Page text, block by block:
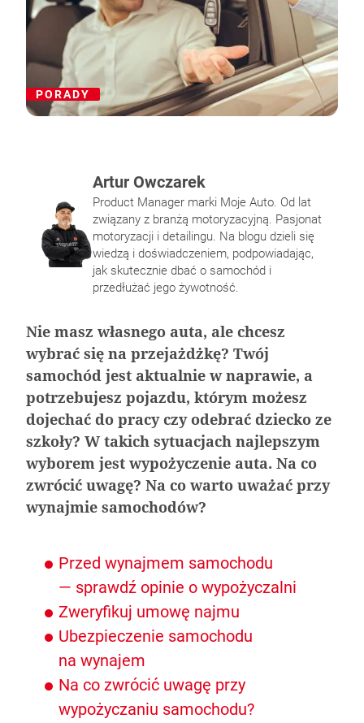
Pałeczki gąbkowe – do czego służą i jak ich
używać?
sobie poradzić?
Norma emisji spalin – jakie są obecne
normy Unii europejskiej?
pojazdów sportowych
Na czym polega napełnianie klimatyzacji
samochodowej?
polega?
Felgi i opony – jak utrzymać ich dobrą
kondycję?
PORADY
Artur Owczarek
Product Manager marki Moje Auto. Od lat
związany z branżą motoryzacyjną. Pasjonat
motoryzacji i detailingu. Na blogu dzieli się
wiedzą i doświadczeniem, podpowiadając,
jak skutecznie dbać o samochód i
przedłużać jego żywotność.
Nie masz własnego auta, ale chcesz
wybrać się na przejażdżkę? Twój
samochód jest aktualnie w naprawie, a
potrzebujesz pojazdu, którym możesz
dojechać do pracy czy odebrać dziecko ze
szkoły? W takich sytuacjach najlepszym
wyborem jest wypożyczenie auta. Na co
zwrócić uwagę? Na co warto uważać przy
wynajmie samochodów?
Przed wynajmem samochodu
— sprawdź opinie o wypożyczalni
Zweryfikuj umowę najmu
Ubezpieczenie samochodu
na wynajem
Na co zwrócić uwagę przy
wypożyczaniu samochodu?